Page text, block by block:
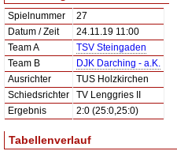
Spielnummer
27
Datum / Zeit
24.11.19 11:00
Team A
TSV Steingaden
Team B
DJK Darching - a.K.
Ausrichter
TUS Holzkirchen
Schiedsrichter
TV Lenggries II
Ergebnis
2:0 (25:0,25:0)
Tabellenverlauf